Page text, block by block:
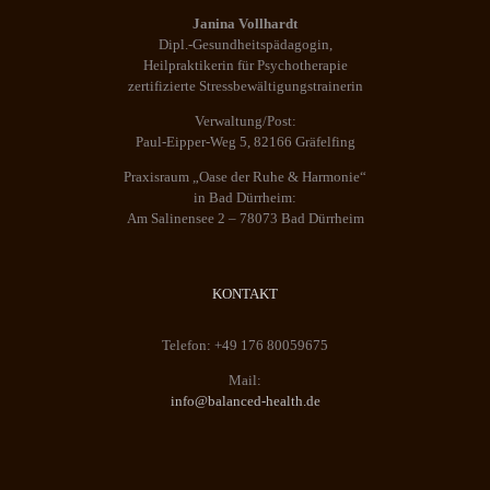
Janina Vollhardt
Dipl.-Gesundheitspädagogin,
Heilpraktikerin für Psychotherapie
zertifizierte Stressbewältigungstrainerin
Verwaltung/Post:
Paul-Eipper-Weg 5, 82166 Gräfelfing
Praxisraum „Oase der Ruhe & Harmonie“
in Bad Dürrheim:
Am Salinensee 2 – 78073 Bad Dürrheim
KONTAKT
Telefon: +49 176 80059675
Mail:
info@balanced-health.de